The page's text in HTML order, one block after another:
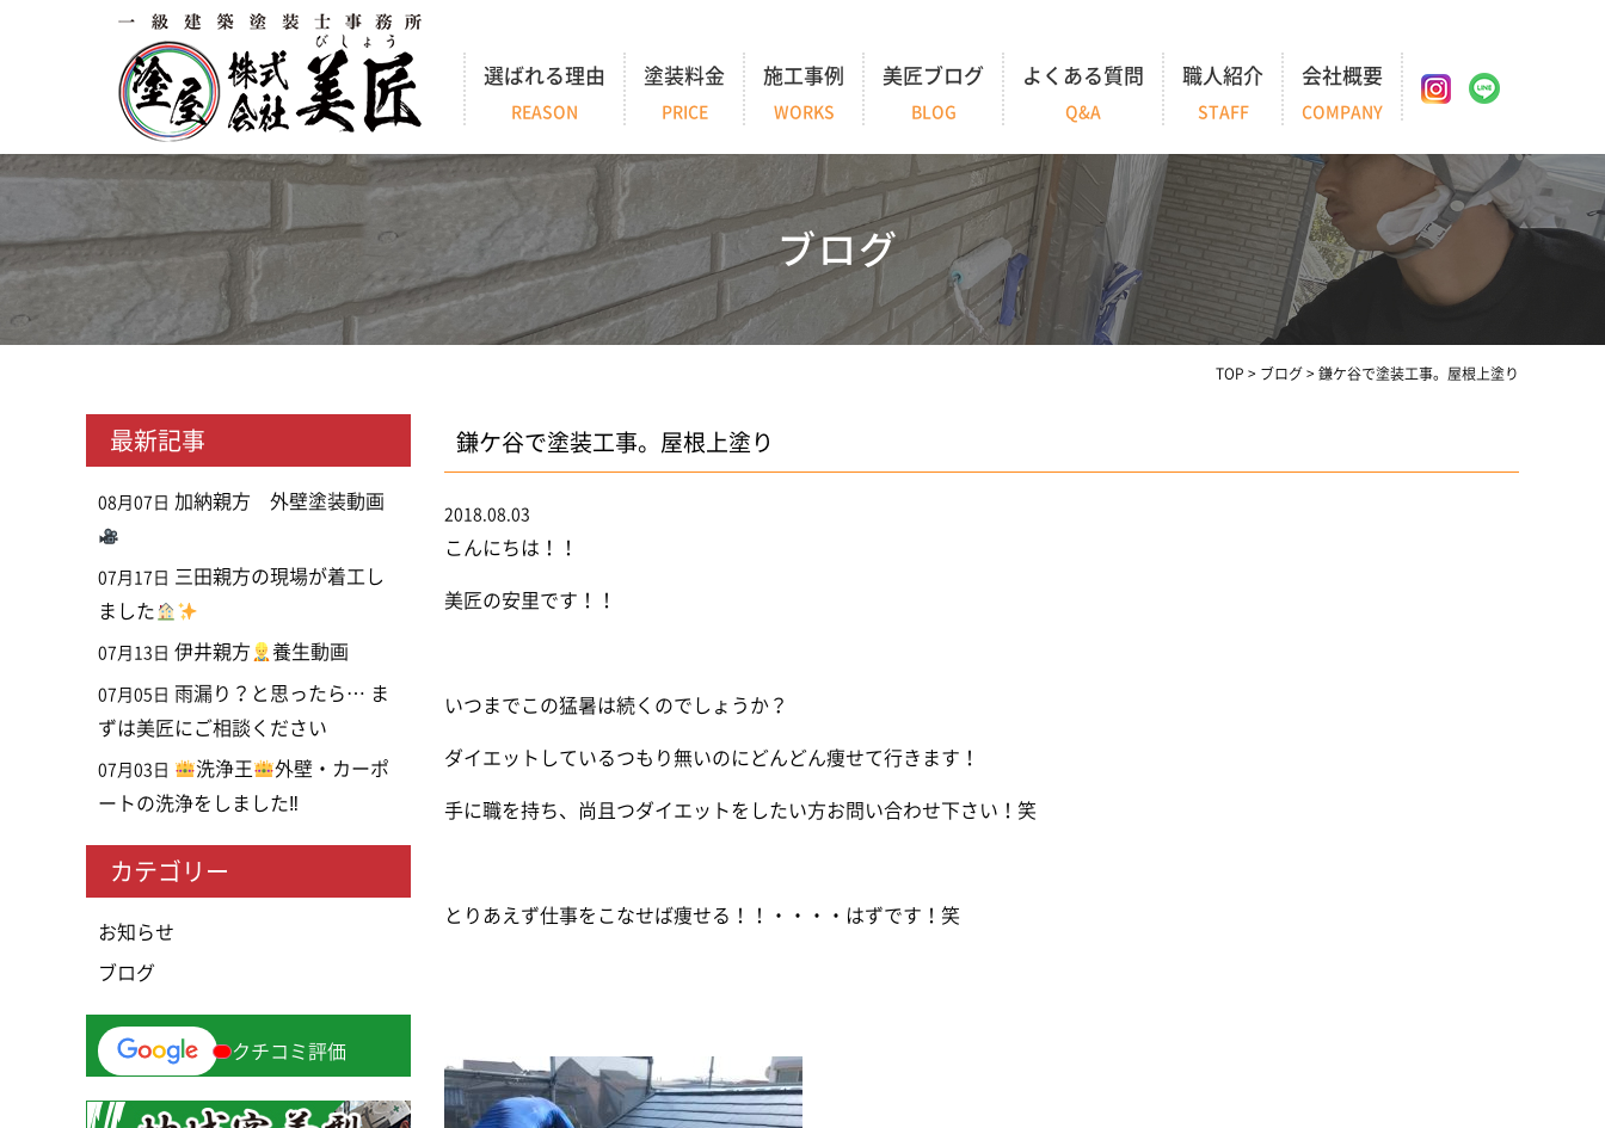
選ばれる理由
REASON
塗装料金
PRICE
施工事例
WORKS
美匠ブログ
BLOG
よくある質問
Q&A
職人紹介
STAFF
会社概要
COMPANY
ブログ
TOP > ブログ > 鎌ケ谷で塗装工事。屋根上塗り
鎌ケ谷で塗装工事。屋根上塗り
2018.08.03
こんにちは！！
美匠の安里です！！
いつまでこの猛暑は続くのでしょうか？
ダイエットしているつもり無いのにどんどん痩せて行きます！
手に職を持ち、尚且つダイエットをしたい方お問い合わせ下さい！笑
とりあえず仕事をこなせば痩せる！！・・・・はずです！笑
最新記事
08月07日 加納親方 外壁塗装動画
07月17日
三田親方の現場が着工し
ました
07月13日 伊井親方 養生動画
07月05日 雨漏り？と思ったら… ま
ずは美匠にご相談ください
07月03日 洗浄王
外壁・カーポ
ートの洗浄をしました‼
カテゴリー
お知らせ
ブログ
クチコミ評価